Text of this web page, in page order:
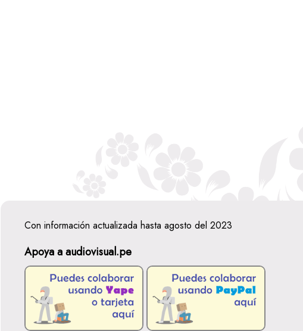
Con información actualizada hasta agosto del 2023
Apoya a audiovisual.pe